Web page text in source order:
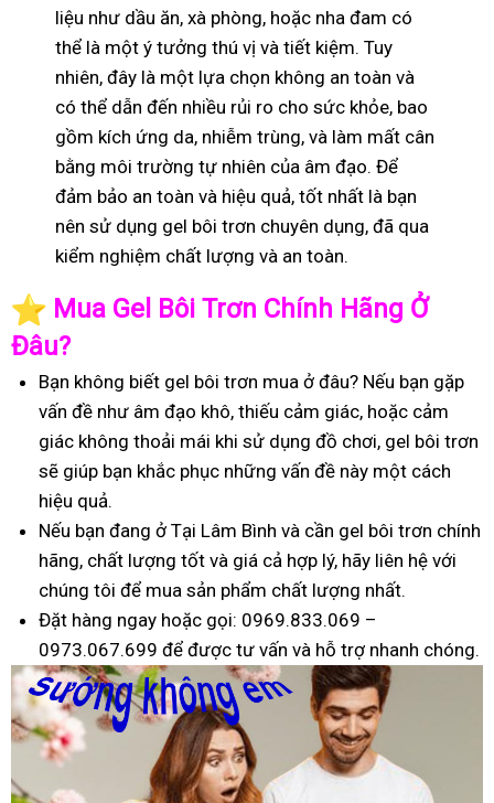
liệu như dầu ăn, xà phòng, hoặc nha đam có
thể là một ý tưởng thú vị và tiết kiệm. Tuy
nhiên, đây là một lựa chọn không an toàn và
có thể dẫn đến nhiều rủi ro cho sức khỏe, bao
gồm kích ứng da, nhiễm trùng, và làm mất cân
bằng môi trường tự nhiên của âm đạo. Để
đảm bảo an toàn và hiệu quả, tốt nhất là bạn
nên sử dụng gel bôi trơn chuyên dụng, đã qua
kiểm nghiệm chất lượng và an toàn.
Mua Gel Bôi Trơn Chính Hãng Ở
Đâu?
Bạn không biết gel bôi trơn mua ở đâu? Nếu bạn gặp
vấn đề như âm đạo khô, thiếu cảm giác, hoặc cảm
giác không thoải mái khi sử dụng đồ chơi, gel bôi trơn
sẽ giúp bạn khắc phục những vấn đề này một cách
hiệu quả.
Nếu bạn đang ở Tại Lâm Bình và cần gel bôi trơn chính
hãng, chất lượng tốt và giá cả hợp lý, hãy liên hệ với
chúng tôi để mua sản phẩm chất lượng nhất.
Đặt hàng ngay hoặc gọi: 0969.833.069 –
0973.067.699 để được tư vấn và hỗ trợ nhanh chóng.